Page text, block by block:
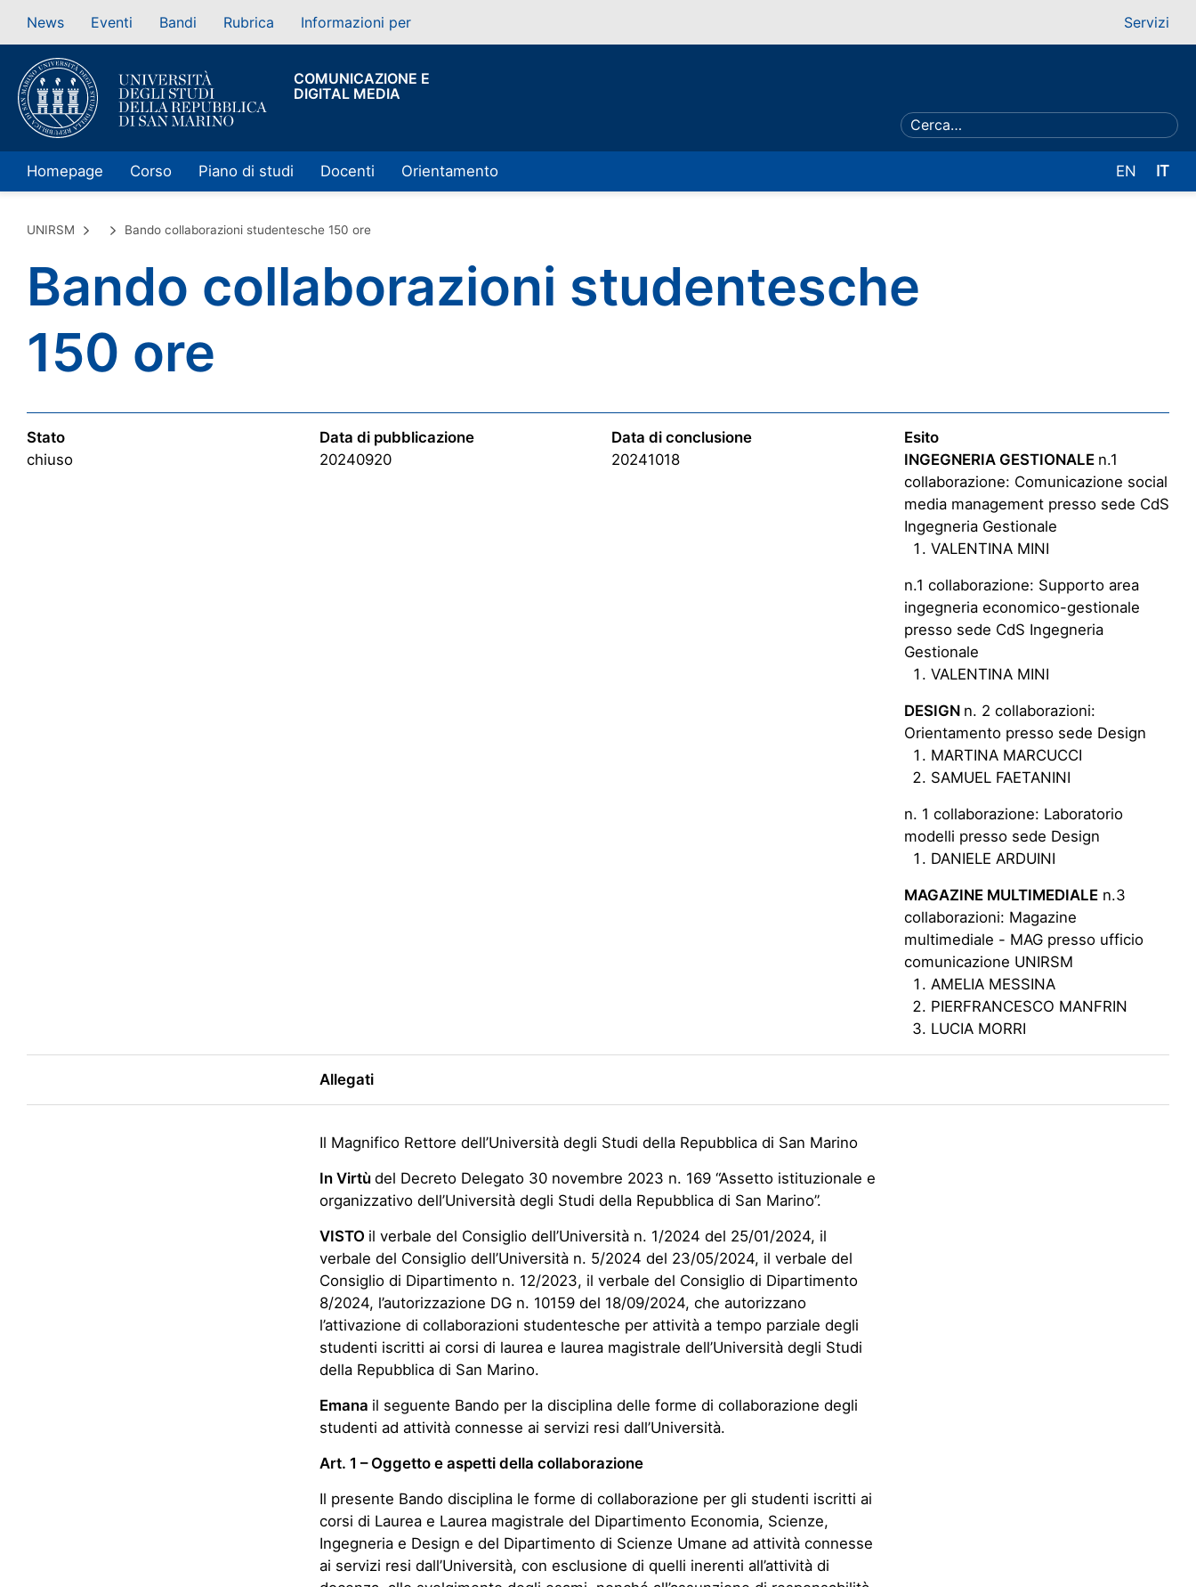
News Eventi Bandi Rubrica Informazioni per Servizi
COMUNICAZIONE E
DIGITAL MEDIA
Homepage Corso Piano di studi Docenti Orientamento EN IT
UNIRSM Bando collaborazioni studentesche 150 ore
Bando collaborazioni studentesche
150 ore
Stato
chiuso
Data di pubblicazione
20240920
Data di conclusione
20241018
Esito
INGEGNERIA GESTIONALE n.1
collaborazione: Comunicazione social
media management presso sede CdS
Ingegneria Gestionale
VALENTINA MINI
n.1 collaborazione: Supporto area
ingegneria economico-gestionale
presso sede CdS Ingegneria
Gestionale
VALENTINA MINI
DESIGN n. 2 collaborazioni:
Orientamento presso sede Design
MARTINA MARCUCCI
SAMUEL FAETANINI
n. 1 collaborazione: Laboratorio
modelli presso sede Design
DANIELE ARDUINI
MAGAZINE MULTIMEDIALEn.3
collaborazioni: Magazine
multimediale - MAG presso ufficio
comunicazione UNIRSM
AMELIA MESSINA
PIERFRANCESCO MANFRIN
LUCIA MORRI
Allegati
Il Magnifico Rettore dell’Università degli Studi della Repubblica di San Marino
In Virtù del Decreto Delegato 30 novembre 2023 n. 169 “Assetto istituzionale e
organizzativo dell’Università degli Studi della Repubblica di San Marino”.
VISTO il verbale del Consiglio dell’Università n. 1/2024 del 25/01/2024, il
verbale del Consiglio dell’Università n. 5/2024 del 23/05/2024, il verbale del
Consiglio di Dipartimento n. 12/2023, il verbale del Consiglio di Dipartimento
8/2024, l’autorizzazione DG n. 10159 del 18/09/2024, che autorizzano
l’attivazione di collaborazioni studentesche per attività a tempo parziale degli
studenti iscritti ai corsi di laurea e laurea magistrale dell’Università degli Studi
della Repubblica di San Marino.
Emana il seguente Bando per la disciplina delle forme di collaborazione degli
studenti ad attività connesse ai servizi resi dall’Università.
Art. 1 – Oggetto e aspetti della collaborazione
Il presente Bando disciplina le forme di collaborazione per gli studenti iscritti ai
corsi di Laurea e Laurea magistrale del Dipartimento Economia, Scienze,
Ingegneria e Design e del Dipartimento di Scienze Umane ad attività connesse
ai servizi resi dall’Università, con esclusione di quelli inerenti all’attività di